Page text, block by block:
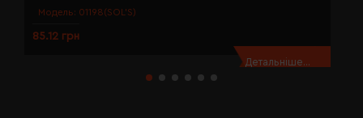
Модель: 01198(SOL’S)
85.12 грн
Детальніше...